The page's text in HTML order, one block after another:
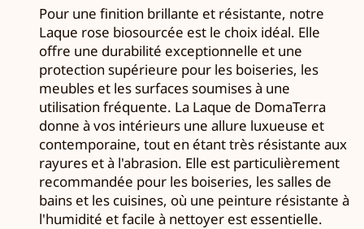
Pour une finition brillante et résistante, notre
Laque rose biosourcée est le choix idéal. Elle
offre une durabilité exceptionnelle et une
protection supérieure pour les boiseries, les
meubles et les surfaces soumises à une
utilisation fréquente. La Laque de DomaTerra
donne à vos intérieurs une allure luxueuse et
contemporaine, tout en étant très résistante aux
rayures et à l'abrasion. Elle est particulièrement
recommandée pour les boiseries, les salles de
bains et les cuisines, où une peinture résistante à
l'humidité et facile à nettoyer est essentielle.